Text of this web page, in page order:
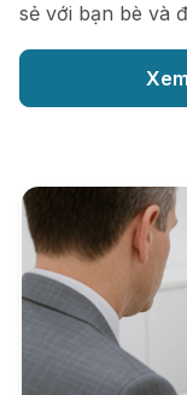
sẻ với bạn bè và